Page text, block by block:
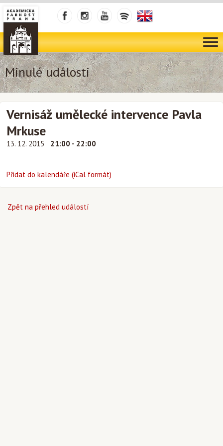
Minulé události
Vernisáž umělecké intervence Pavla
Mrkuse
13. 12. 2015 21:00 - 22:00
Přidat do kalendáře (iCal formát)
Zpět na přehled událostí